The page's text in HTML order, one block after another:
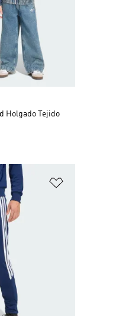
Holgado Tejido